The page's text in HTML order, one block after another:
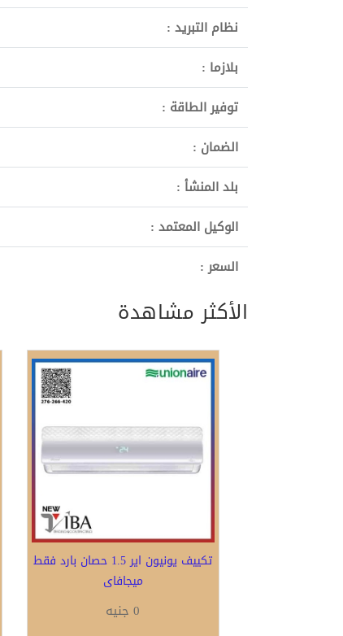
نظام التبريد :
بلازما :
توفير الطاقة :
الضمان :
بلد المنشأ :
الوكيل المعتمد :
السعر :
الأكثر مشاهدة
تكييف يونيون اير 1.5 حصان بارد فقط
ميجافاى
0 جنيه